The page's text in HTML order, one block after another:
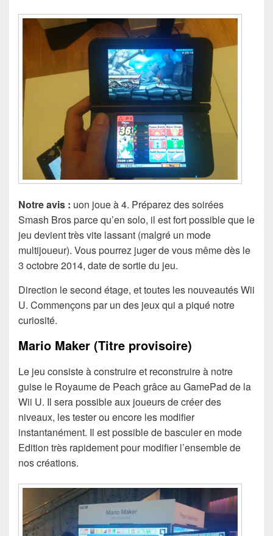
Notre avis : uon joue à 4. Préparez des soirées
Smash Bros parce qu’en solo, il est fort possible que le
jeu devient très vite lassant (malgré un mode
multijoueur). Vous pourrez juger de vous même dès le
3 octobre 2014, date de sortie du jeu.
Direction le second étage, et toutes les nouveautés Wii
U. Commençons par un des jeux qui a piqué notre
curiosité.
Mario Maker (Titre provisoire)
Le jeu consiste à construire et reconstruire à notre
guise le Royaume de Peach grâce au GamePad de la
Wii U. Il sera possible aux joueurs de créer des
niveaux, les tester ou encore les modifier
instantanément. Il est possible de basculer en mode
Edition très rapidement pour modifier l’ensemble de
nos créations.